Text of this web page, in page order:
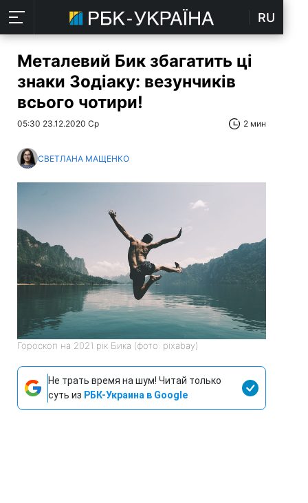
RU
Металевий Бик збагатить ці
знаки Зодіаку: везунчиків
всього чотири!
05:30 23.12.2020 Ср 2 мин
СВЕТЛАНА МАЩЕНКО
Гороскоп на 2021 рік Бика (фото: pixabay)
Не трать время на шум! Читай только
суть из РБК-Украина в Google